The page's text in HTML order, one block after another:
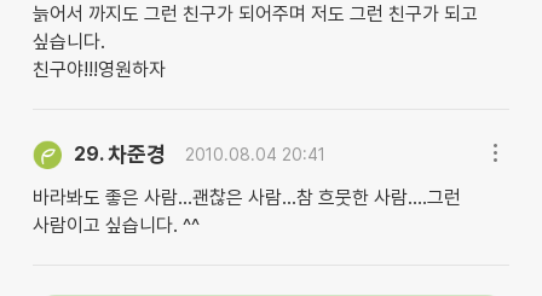
늙어서 까지도 그런 친구가 되어주며 저도 그런 친구가 되고
싶습니다.
친구야!!!영원하자
29.차준경 2010.08.04 20:41
바라봐도 좋은 사람...괜찮은 사람...참 흐뭇한 사람....그런
사람이고 싶습니다. ^^